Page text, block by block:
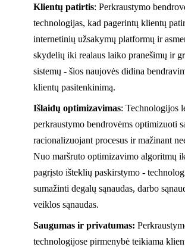
Klientų patirtis: Perkraustymo
technologijas, kad pagerintų klientų
internetinių užsakymų platformų ir
skydelių iki realaus laiko pranešimų ir
sistemų - šios naujovės didina
klientų pasitenkinimą.
Išlaidų optimizavimas: Technologijos
perkraustymo bendrovėms optimizuoti
racionalizuojant procesus ir mažinant
Nuo maršruto optimizavimo algoritmų
pagrįsto išteklių paskirstymo -
sumažinti degalų sąnaudas, darbo
veiklos sąnaudas.
Saugumas ir privatumas:
technologijose pirmenybė teikiama